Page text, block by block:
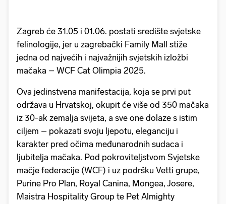
Zagreb će 31.05 i 01.06. postati središte svjetske
felinologije, jer u zagrebački Family Mall stiže
jedna od najvećih i najvažnijih svjetskih izložbi
mačaka – WCF Cat Olimpia 2025.
Ova jedinstvena manifestacija, koja se prvi put
održava u Hrvatskoj, okupit će više od 350 mačaka
iz 30-ak zemalja svijeta, a sve one dolaze s istim
ciljem – pokazati svoju ljepotu, eleganciju i
karakter pred očima međunarodnih sudaca i
ljubitelja mačaka. Pod pokroviteljstvom Svjetske
mačje federacije (WCF) i uz podršku Vetti grupe,
Purine Pro Plan, Royal Canina, Mongea, Josere,
Maistra Hospitality Group te Pet Almighty